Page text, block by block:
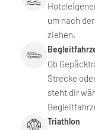
um nach
ziehen.
Ob
Strecke
steht dir
Triathlon